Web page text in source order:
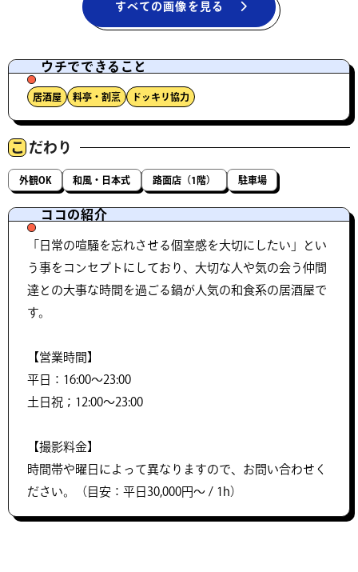
すべての画像を見る
ウチでできること
居酒屋 料亭・割烹 ドッキリ協力
こ だわり
外観OK 和風・日本式 路面店（1階） 駐車場
ココの紹介
「日常の喧騒を忘れさせる個室感を大切にしたい」とい
う事をコンセプトにしており、大切な人や気の会う仲間
達との大事な時間を過ごる鍋が人気の和食系の居酒屋で
す。
【営業時間】
平日：16:00～23:00
土日祝；12:00～23:00
【撮影料金】
時間帯や曜日によって異なりますので、お問い合わせく
ださい。（目安：平日30,000円〜 / 1h）